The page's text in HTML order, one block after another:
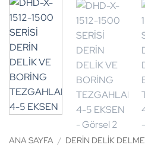
ANA SAYFA / DERİN DELİK DELME